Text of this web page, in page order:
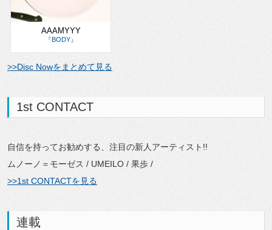
AAAMYYY
『BODY』
>>Disc Nowをまとめて見る
1st CONTACT
自信を持ってお勧めする、注目の新人アーティスト!!
ムノーノ＝モーゼス / UMEILO / 果歩 /
>>1st CONTACTを見る
連載